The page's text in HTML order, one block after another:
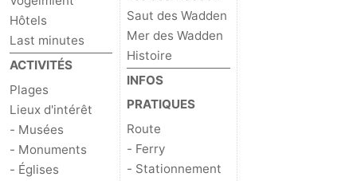
Hôtels
Last minutes
ACTIVITÉS
Plages
Lieux d'intérêt
- Musées
- Monuments
- Églises
Saut des Wadden
Mer des Wadden
Histoire
INFOS
PRATIQUES
Route
- Ferry
- Stationnement